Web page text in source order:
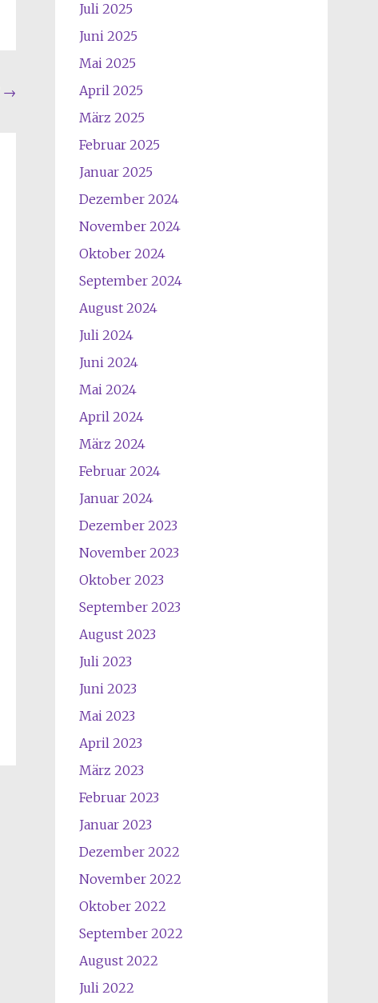
→
Juli 2025
Juni 2025
Mai 2025
April 2025
März 2025
Februar 2025
Januar 2025
Dezember 2024
November 2024
Oktober 2024
September 2024
August 2024
Juli 2024
Juni 2024
Mai 2024
April 2024
März 2024
Februar 2024
Januar 2024
Dezember 2023
November 2023
Oktober 2023
September 2023
August 2023
Juli 2023
Juni 2023
Mai 2023
April 2023
März 2023
Februar 2023
Januar 2023
Dezember 2022
November 2022
Oktober 2022
September 2022
August 2022
Juli 2022